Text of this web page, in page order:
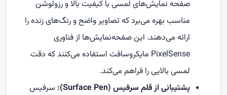
صفحه نمایش‌های لمسی با کیفیت بالا و رزولوشن
مناسب بهره می‌برد که تصاویر واضح و رنگ‌های زنده را
ارائه می‌دهند. این صفحه‌نمایش‌ها از فناوری
PixelSense مایکروسافت استفاده می‌کنند که دقت
لمسی بالایی را فراهم می‌کند.
پشتیبانی از قلم سرفیس (Surface Pen
): سرفیس